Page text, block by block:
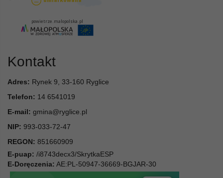
Kontakt
Adres: Rynek 9, 33-160 Ryglice
Telefon: 14 6541019
E-mail: gmina@ryglice.pl
NIP: 993-033-72-47
REGON: 851660909
E-puap: /i8743decx3/SkrytkaESP
E-Doręczenia: AE:PL-50947-36669-BGJAR-30